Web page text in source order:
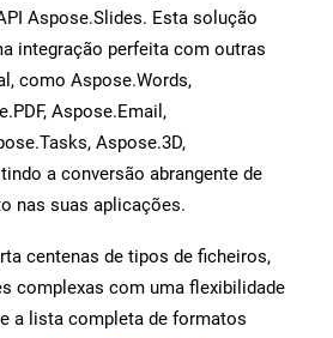
Aspose.Slides. Esta solução
integração perfeita com outras
como Aspose.Words,
Aspose.Email,
Aspose.3D,
a conversão abrangente de
nas suas aplicações.
centenas de tipos de ficheiros,
complexas com uma flexibilidade
a lista completa de formatos